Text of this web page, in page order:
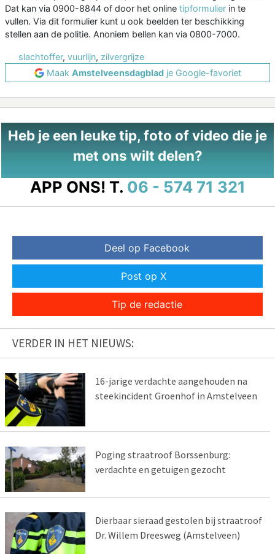
Dat kan via 0900-8844 of door het online tipformulier in te
vullen. Via dit formulier kunt u ook beelden ter beschikking
stellen aan de politie. Anoniem bellen kan via 0800-7000.
slachtoffer, vuurlijn, zilvergrijze
Maak Amstelveensdagbladje Google-favoriet
Heb je een leuke tip, foto of video die je
met ons wilt delen?
APP ONS! T. 06 - 574 71 321
Deel op Facebook
Post op X
Tip de redactie
VERDER IN HET NIEUWS:
16-jarige verdachte aangehouden na
steekincident Groenhof in Amstelveen
Poging straatroof Borssenburg:
verdachte en getuigen gezocht
Dierbaar sieraad gestolen bij straatroof
Dr. Willem Dreesweg (Amstelveen)